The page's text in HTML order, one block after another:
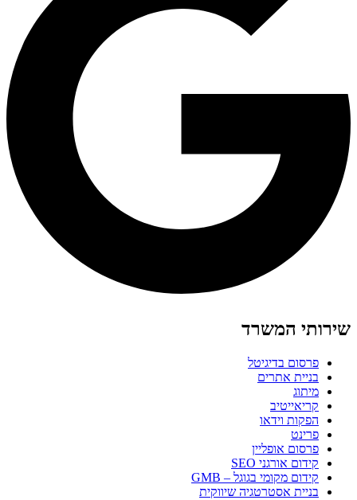
שירותי המשרד
פרסום בדיגיטל
בניית אתרים
מיתוג
קריאייטיב
הפקות וידאו
פרינט
פרסום אופליין
קידום אורגני SEO
קידום מקומי בגוגל – GMB
בניית אסטרטגיה שיווקית